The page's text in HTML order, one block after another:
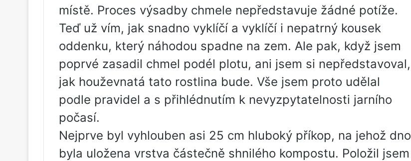
místě. Proces výsadby chmele nepředstavuje žádné potíže.
Teď už vím, jak snadno vyklíčí a vyklíčí i nepatrný kousek
oddenku, který náhodou spadne na zem. Ale pak, když jsem
poprvé zasadil chmel podél plotu, ani jsem si nepředstavoval,
jak houževnatá tato rostlina bude. Vše jsem proto udělal
podle pravidel a s přihlédnutím k nevyzpytatelnosti jarního
počasí.
Nejprve byl vyhlouben asi 25 cm hluboký příkop, na jehož dno
byla uložena vrstva částečně shnilého kompostu. Položil jsem